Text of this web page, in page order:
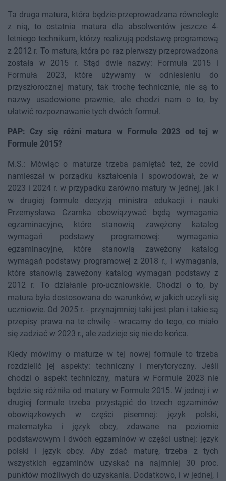
Ta druga matura, która będzie przeprowadzana równolegle
z nią, to ostatnia matura dla absolwentów jeszcze 4-
letniego technikum, którzy realizują podstawę programową
z 2012 r. To matura, która po raz pierwszy przeprowadzona
została w 2015 r. Stąd dwie nazwy: Formuła 2015 i
Formuła 2023, które używamy w odniesieniu do
przyszłorocznej matury, tak trochę technicznie, nie są to
nazwy usadowione prawnie, ale chodzi nam o to, by
ułatwić rozpoznawanie tych dwóch formuł.
PAP: Czy się różni matura w Formule 2023 od tej w
Formule 2015?
M.S.: Mówiąc o maturze trzeba pamiętać też, że covid
namieszał w porządku kształcenia i spowodował, że w
2023 i 2024 r. w przypadku zarówno matury w jednej, jak i
w drugiej formule decyzją ministra edukacji i nauki
Przemysława Czarnka obowiązywać będą wymagania
egzaminacyjne, które stanowią zawężony katalog
wymagań podstawy programowej: wymagania
egzaminacyjne, które stanowią zawężony katalog
wymagań podstawy programowej z 2018 r., i wymagania,
które stanowią zawężony katalog wymagań podstawy z
2012 r. To działanie pro-uczniowskie. Chodzi o to, by
matura była dostosowana do warunków, w jakich uczyli się
uczniowie. Od 2025 r. - przynajmniej taki jest plan i takie są
przepisy prawa na te chwilę - wracamy do tego, co miało
się zadziać w 2023 r., ale zadzieje się nie do końca.
Kiedy mówimy o maturze w tej nowej formule to trzeba
rozdzielić jej aspekty: techniczny i merytoryczny. Jeśli
chodzi o aspekt techniczny, matura w Formule 2023 nie
będzie się różniła od matury w Formule 2015. W jednej i w
drugiej formule trzeba przystąpić do trzech egzaminów
obowiązkowych w części pisemnej: język polski,
matematyka i język obcy, zdawane na poziomie
podstawowym i dwóch egzaminów w części ustnej: język
polski i język obcy. Aby zdać maturę, trzeba z tych
wszystkich egzaminów uzyskać na najmniej 30 proc.
punktów możliwych do uzyskania. Dodatkowo, i w jednej, i